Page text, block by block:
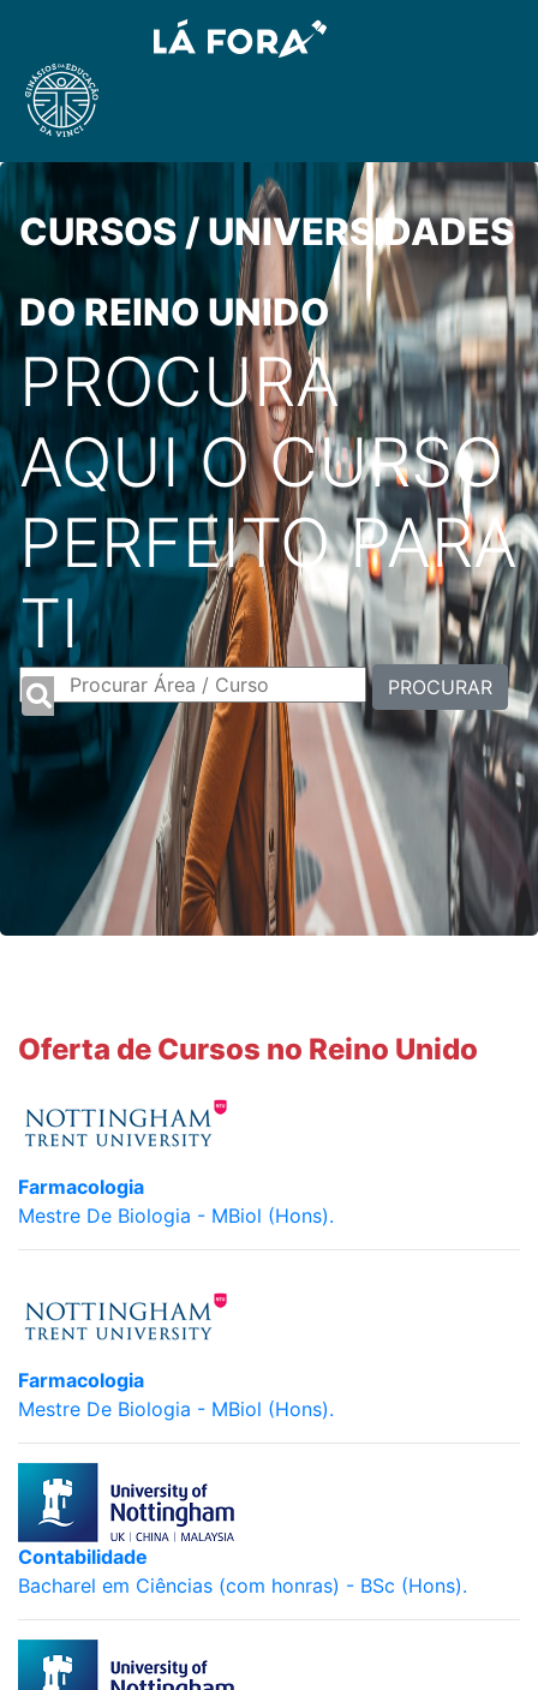
CURSOS / UNIVERSIDADES
DO REINO UNIDO
PROCURA
AQUI O CURSO
PERFEITO PARA
TI
PROCURAR
Oferta de Cursos no Reino Unido
Farmacologia
Mestre De Biologia - MBiol (Hons).
Farmacologia
Mestre De Biologia - MBiol (Hons).
Contabilidade
Bacharel em Ciências (com honras) - BSc (Hons).